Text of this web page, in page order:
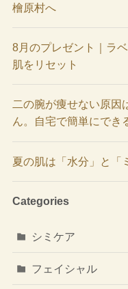
檜原村へ
8月のプレゼント｜ラ
肌をリセット
二の腕が痩せない原因
ん。自宅で簡単にでき
夏の肌は「水分」と「
Categories
シミケア
フェイシャル